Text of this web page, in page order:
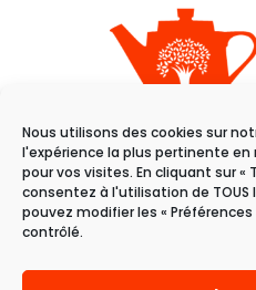
Nous utilisons des cookies sur
l'expérience la plus pertinente
pour vos visites. En cliquant sur «
consentez à l'utilisation de TOUS
pouvez modifier les «
contrôlé.